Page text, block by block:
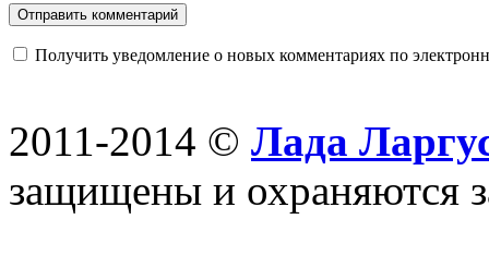
Получить уведомление о новых комментариях по
2011-2014 © Лада
защищены и охраняются